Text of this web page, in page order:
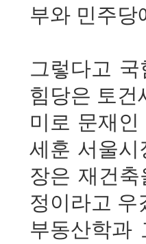
부와 민주당
그렇다고
힘당은 토건
미로 문재
세훈 서울시
장은 재건
정이라고 우
부동산학과